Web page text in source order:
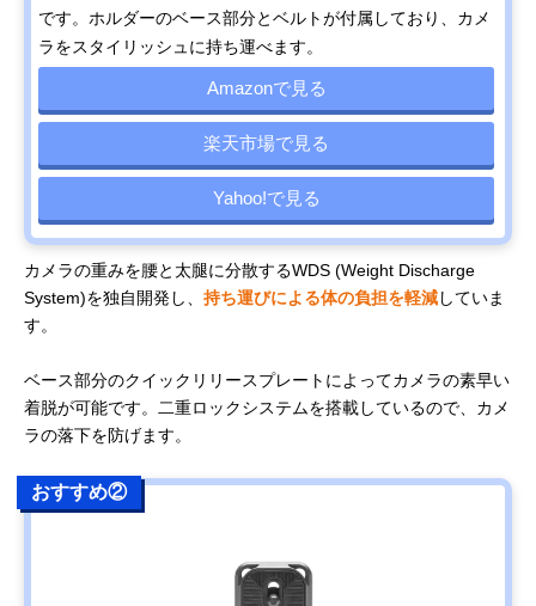
です。ホルダーのベース部分とベルトが付属しており、カメ
ラをスタイリッシュに持ち運べます。
Amazonで見る
楽天市場で見る
Yahoo!で見る
カメラの重みを腰と太腿に分散するWDS (Weight Discharge
System)を独自開発し、 持ち運びによる体の負担を軽減していま
す。
ベース部分のクイックリリースプレートによってカメラの素早い
着脱が可能です。二重ロックシステムを搭載しているので、カメ
ラの落下を防げます。
おすすめ②